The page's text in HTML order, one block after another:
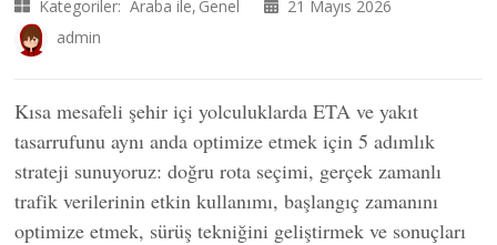
Kategoriler: Araba ile Genel
21 Mayıs 2026
admin
Kısa mesafeli şehir içi yolculuklarda ETA ve yakıt
tasarrufunu aynı anda optimize etmek için 5 adımlık
strateji sunuyoruz: doğru rota seçimi, gerçek zamanlı
trafik verilerinin etkin kullanımı, başlangıç zamanını
optimize etmek, sürüş tekniğini geliştirmek ve sonuçları